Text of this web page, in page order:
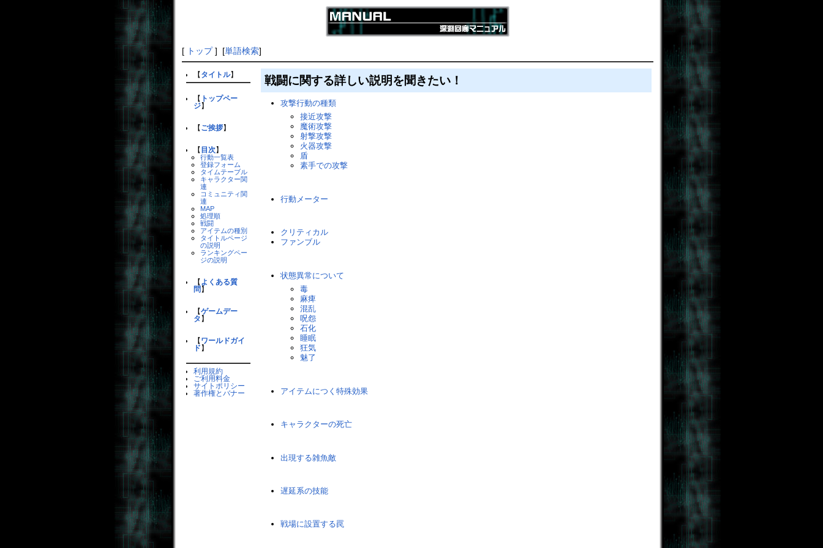
[ トップ] [単語検索]
【 タイトル】
【 トップペー
ジ】
【ご挨拶】
【目次】
行動一覧表
登録フォーム
タイムテーブル
キャラクター関
連
コミュニティ関
連
MAP
処理順
戦闘
アイテムの種別
タイトルページ
の説明
ランキングペー
ジの説明
【 よくある質
問】
【ゲームデー
タ】
【ワールドガイ
ド】
利用規約
ご利用料金
サイトポリシー
著作権とバナー
戦闘に関する詳しい説明を聞きたい！
攻撃行動の種類
接近攻撃
魔術攻撃
射撃攻撃
火器攻撃
盾
素手での攻撃
行動メーター
クリティカル
ファンブル
状態異常について
毒
麻痺
混乱
呪怨
石化
睡眠
狂気
魅了
アイテムにつく特殊効果
キャラクターの死亡
出現する雑魚敵
遅延系の技能
戦場に設置する罠